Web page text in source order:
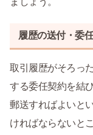
履歴の送付・委
取引履歴がそろっ
する委任契約を結
郵送すればよいと
ければならないと